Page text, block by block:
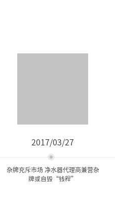
2017/03/27
杂牌充斥市场 净水器代理商兼营杂
牌或自毁“钱程”